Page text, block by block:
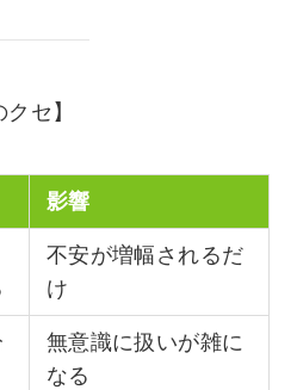
セ】
影響
不安が増幅されるだ
け
無意識に扱いが雑に
なる